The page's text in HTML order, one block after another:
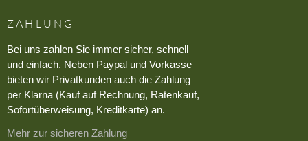
ZAHLUNG
Bei uns zahlen Sie immer sicher, schnell
und einfach. Neben Paypal und Vorkasse
bieten wir Privatkunden auch die Zahlung
per Klarna (Kauf auf Rechnung, Ratenkauf,
Sofortüberweisung, Kreditkarte) an.
Mehr zur sicheren Zahlung